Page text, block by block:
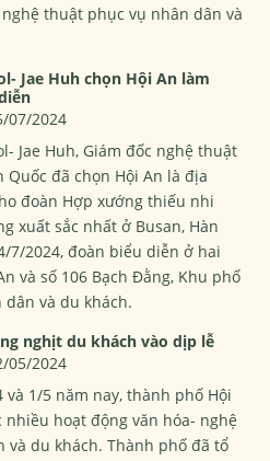
thuật phục vụ nhân dân và
Jae Huh chọn Hội An làm
07/2024
Jae Huh, Giám đốc nghệ thuật
đã chọn Hội An là địa
đoàn Hợp xướng thiếu nhi
xuất sắc nhất ở Busan, Hàn
7/2024, đoàn biểu diễn ở hai
và số 106 Bạch Đằng, Khu phố
dân và du khách.
nghịt du khách vào dịp lễ
05/2024
và 1/5 năm nay, thành phố Hội
nhiều hoạt động văn hóa- nghệ
du khách. Thành phố đã tổ